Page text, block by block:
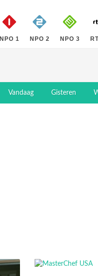
NPO 1 NPO 2 NPO 3
Vandaag Gisteren